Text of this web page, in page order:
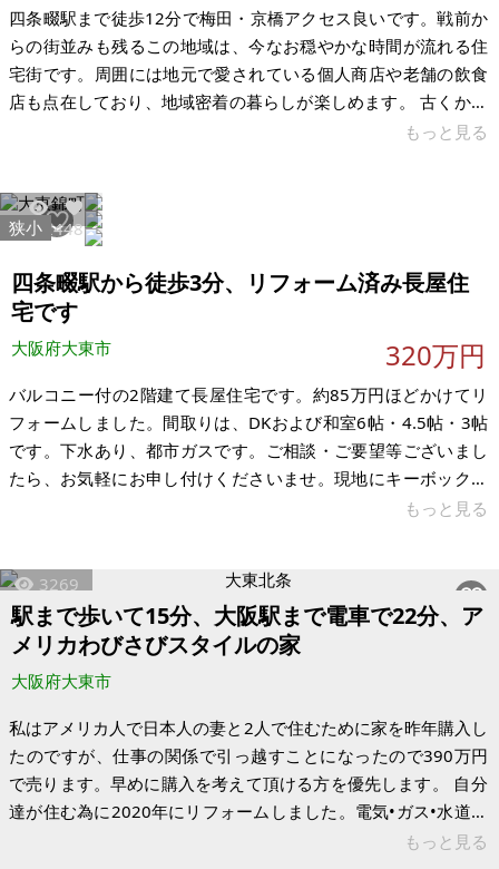
四条畷駅まで徒歩12分で梅田・京橋アクセス良いです。戦前か
らの街並みも残るこの地域は、今なお穏やかな時間が流れる住
宅街です。周囲には地元で愛されている個人商店や老舗の飲食
店も点在しており、地域密着の暮らしが楽しめます。 古くから
の住宅地らしく、道幅はやや狭めの場所もありますが、車通り
もあり、春には桜の名所としても親しまれています。 【物件概
要】※古屋付土地 場所：大阪府大東市北条 土地：71㎡ 建物：
65㎡ 構造：2階建 4DK 1F:36㎡ 2F:29㎡ 1972年築 現
もっと見る
1942448
狭小
四条畷駅から徒歩3分、リフォーム済み長屋住
宅です
大阪府大東市 320万円
バルコニー付の2階建て長屋住宅です。約85万円ほどかけてリ
フォームしました。間取りは、DKおよび和室6帖・4.5帖・3帖
です。下水あり、都市ガスです。ご相談・ご要望等ございまし
たら、お気軽にお申し付けくださいませ。現地にキーボックス
gas, etc. If yo
もっと見る
3269
駅まで歩いて15分、大阪駅まで電車で22分、ア
メリカわびさびスタイルの家
大阪府大東市
私はアメリカ人で日本人の妻と2人で住むために家を昨年購入し
たのですが、仕事の関係で引っ越すことになったので390万円
で売ります。早めに購入を考えて頂ける方を優先します。 自分
達が住む為に2020年にリフォームしました。電気•ガス•水道は
すぐに使えますし、トイレは水洗で新しいです。南向きの家な
もっと見る